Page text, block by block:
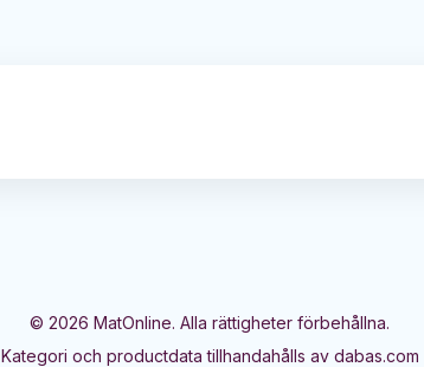
© 2026 MatOnline. Alla rättigheter förbehållna.
Kategori och productdata tillhandahålls av dabas.com